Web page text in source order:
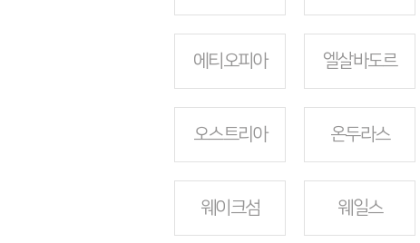
에티오피아 엘살바도르
오스트리아 온두라스
웨이크섬 웨일스